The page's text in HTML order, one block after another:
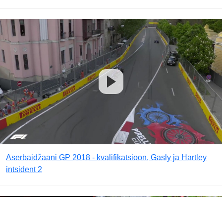
Aserbaidžaani GP 2018 - kvalifikatsioon, Gasly ja Hartley
intsident 2